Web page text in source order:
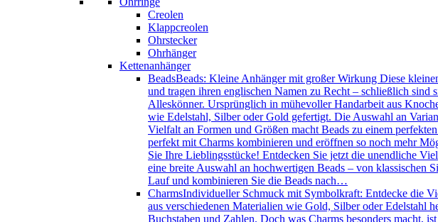
Creolen
Klappcreolen
Ohrstecker
Ohrhänger
Kettenanhänger
BeadsBeads: Kleine Anhänger mit großer Wirkung Diese
und tragen ihren englischen Namen zu Recht – schließlich sind
Alleskönner. Ursprünglich in mühevoller Handarbeit aus
wie Edelstahl, Silber oder Gold gefertigt. Die Auswahl an
Vielfalt an Formen und Größen macht Beads zu einem
perfekt mit Charms kombinieren und eröffnen so noch mehr
Sie Ihre Lieblingsstücke! Entdecken Sie jetzt die unendliche
eine breite Auswahl an hochwertigen Beads – von klassischen
Lauf und kombinieren Sie die Beads nach…
CharmsIndividueller Schmuck mit Symbolkraft: Entdecke die
aus verschiedenen Materialien wie Gold, Silber oder Edelstahl
Buchstaben und Zahlen. Doch was Charms besonders macht,